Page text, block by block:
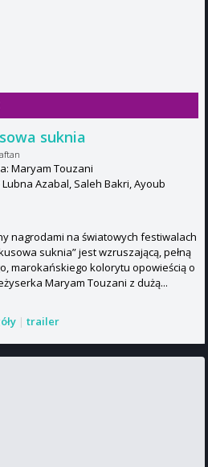
suknia
Maryam Touzani
Azabal, Saleh Bakri, Ayoub
nagrodami na światowych festiwalach
suknia” jest wzruszającą, pełną
marokańskiego kolorytu opowieścią o
Maryam Touzani z dużą...
| trailer